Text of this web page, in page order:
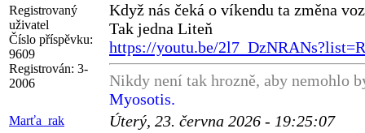
Registrovaný
uživatel
Číslo příspěvku:
9609
Registrován: 3-
2006
Když nás čeká o víkendu ta změna
Tak jedna Liteň
https://youtu.be/
Nikdy není tak hrozně, aby nemohlo
Myosotis.
Marťa_rak Úterý, 23. června 2026 - 19:25:07